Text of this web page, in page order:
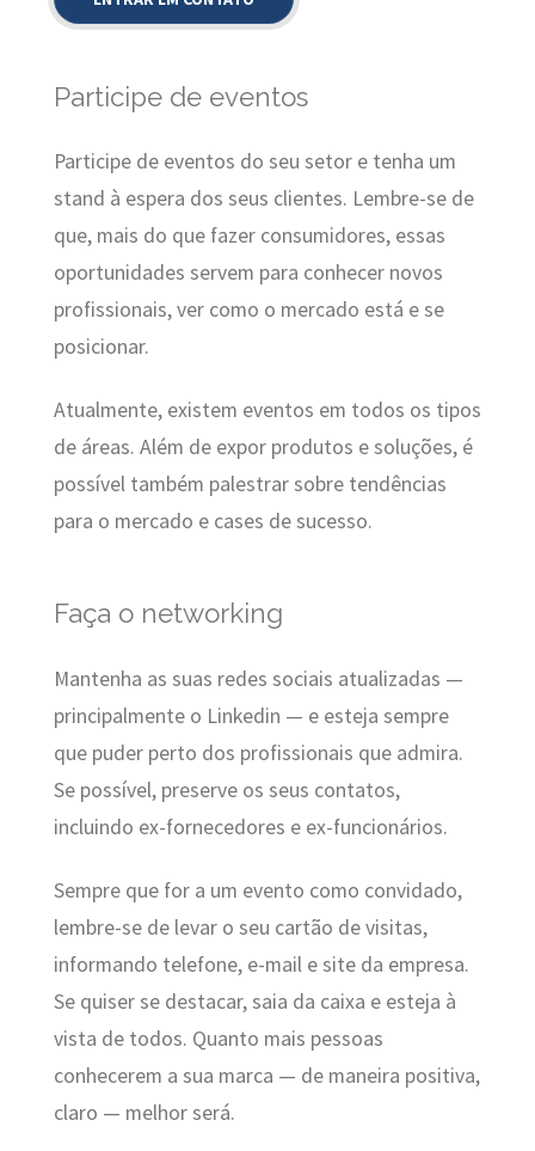
Participe de eventos
Participe de eventos do seu setor e tenha um
stand à espera dos seus clientes. Lembre-se de
que, mais do que fazer consumidores, essas
oportunidades servem para conhecer novos
profissionais, ver como o mercado está e se
posicionar.
Atualmente, existem eventos em todos os tipos
de áreas. Além de expor produtos e soluções, é
possível também palestrar sobre tendências
para o mercado e cases de sucesso.
Faça o networking
Mantenha as suas redes sociais atualizadas —
principalmente o Linkedin — e esteja sempre
que puder perto dos profissionais que admira.
Se possível, preserve os seus contatos,
incluindo ex-fornecedores e ex-funcionários.
Sempre que for a um evento como convidado,
lembre-se de levar o seu cartão de visitas,
informando telefone, e-mail e site da empresa.
Se quiser se destacar, saia da caixa e esteja à
vista de todos. Quanto mais pessoas
conhecerem a sua marca — de maneira positiva,
claro — melhor será.